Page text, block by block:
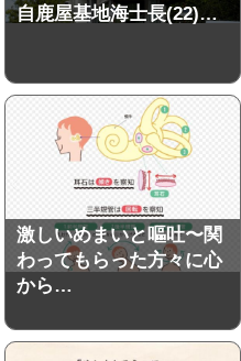
自鹿屋基地海士長(22)…
激しいめまいと嘔吐〜関
わってもらった方々に心
から…